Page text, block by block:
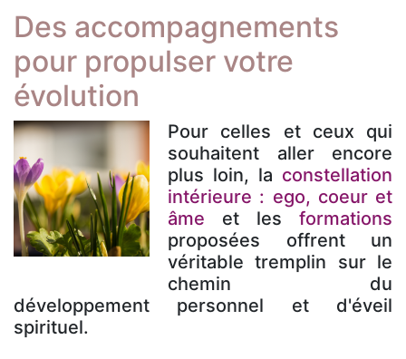
Des accompagnements
pour propulser votre
évolution
Pour celles et ceux qui
souhaitent aller encore
plus loin, la constellation
intérieure : ego, coeur et
âme et les formations
proposées offrent un
véritable tremplin sur le
chemin du
développement personnel et d'éveil
spirituel.